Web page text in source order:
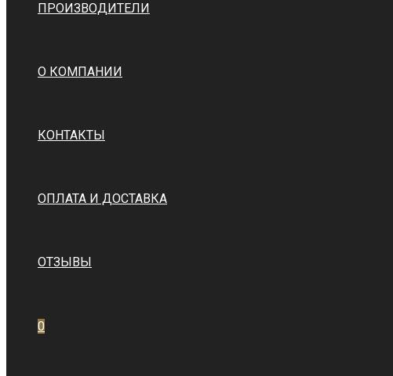
ПРОИЗВОДИТЕЛИ
О КОМПАНИИ
КОНТАКТЫ
ОПЛАТА И ДОСТАВКА
ОТЗЫВЫ
0